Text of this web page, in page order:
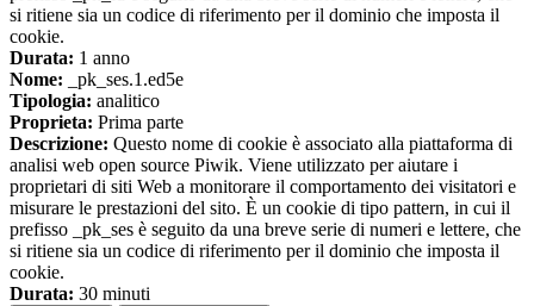
si ritiene sia un codice di riferimento per il dominio che imposta il
cookie.
Durata: 1 anno
Nome: _pk_ses.1.ed5e
Tipologia: analitico
Proprieta: Prima parte
Descrizione: Questo nome di cookie è associato alla piattaforma di
analisi web open source Piwik. Viene utilizzato per aiutare i
proprietari di siti Web a monitorare il comportamento dei visitatori e
misurare le prestazioni del sito. È un cookie di tipo pattern, in cui il
prefisso _pk_ses è seguito da una breve serie di numeri e lettere, che
si ritiene sia un codice di riferimento per il dominio che imposta il
cookie.
Durata: 30 minuti